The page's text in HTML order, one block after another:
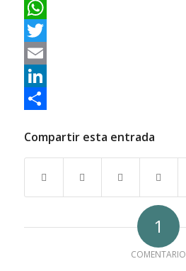
Facebook
WhatsApp
Twitter
Email
LinkedIn
Compartir esta entrada
1
COMENTARIO